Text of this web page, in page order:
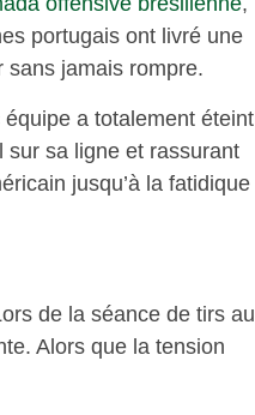
portugais ont livré une
sans jamais rompre.
a totalement éteint
sur sa ligne et rassurant
jusqu’à la fatidique
de la séance de tirs au
Alors que la tension